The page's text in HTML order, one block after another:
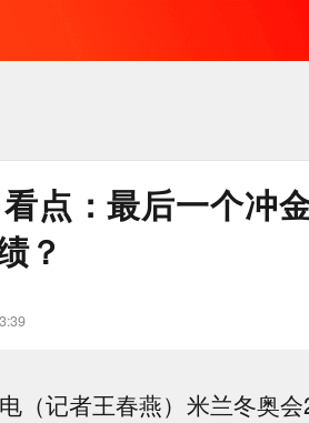
点：最后一个冲
？
（记者王春燕）米兰冬奥